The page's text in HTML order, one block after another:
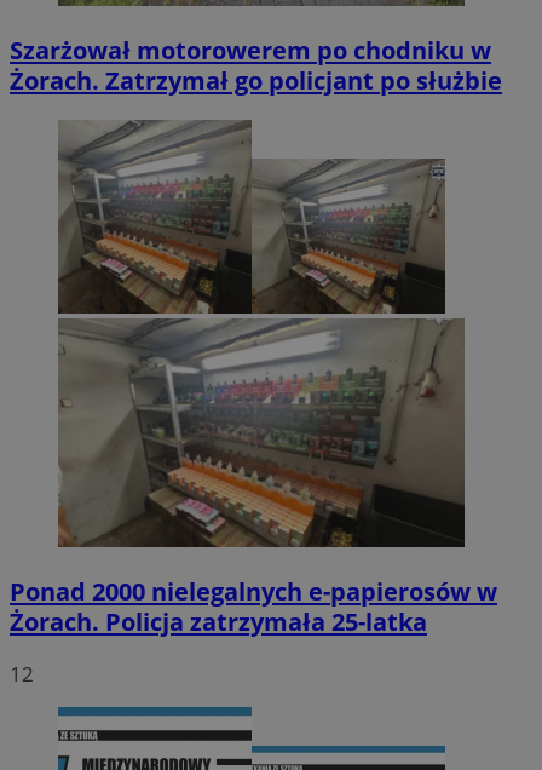
Szarżował motorowerem po chodniku w
Żorach. Zatrzymał go policjant po służbie
Ponad 2000 nielegalnych e-papierosów w
Żorach. Policja zatrzymała 25-latka
12